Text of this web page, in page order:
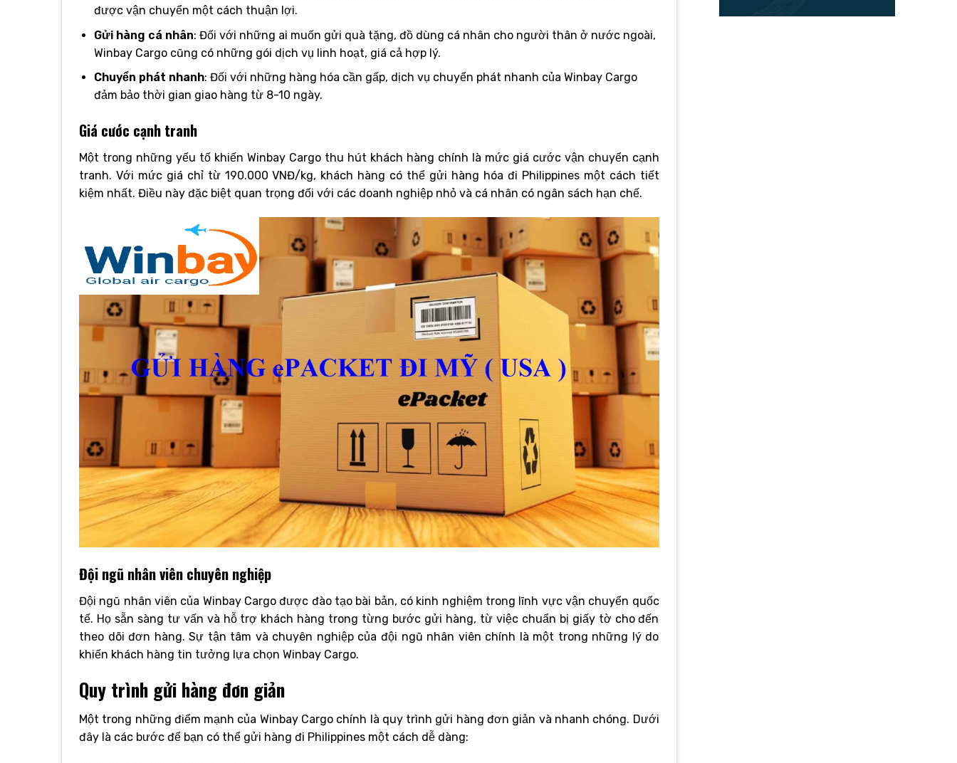
được vận chuyển một cách thuận lợi.
Gửi hàng cá nhân: Đối với những ai muốn gửi quà tặng, đồ dùng cá nhân cho người thân ở nước ngoài,
Winbay Cargo cũng có những gói dịch vụ linh hoạt, giá cả hợp lý.
Chuyển phát nhanh: Đối với những hàng hóa cần gấp, dịch vụ chuyển phát nhanh của Winbay Cargo
đảm bảo thời gian giao hàng từ 8-10 ngày.
Giá cước cạnh tranh
Một trong những yếu tố khiến Winbay Cargo thu hút khách hàng chính là mức giá cước vận chuyển cạnh
tranh. Với mức giá chỉ từ 190.000 VNĐ/kg, khách hàng có thể gửi hàng hóa đi Philippines một cách tiết
kiệm nhất. Điều này đặc biệt quan trọng đối với các doanh nghiệp nhỏ và cá nhân có ngân sách hạn chế.
Đội ngũ nhân viên chuyên nghiệp
Đội ngũ nhân viên của Winbay Cargo được đào tạo bài bản, có kinh nghiệm trong lĩnh vực vận chuyển quốc
tế. Họ sẵn sàng tư vấn và hỗ trợ khách hàng trong từng bước gửi hàng, từ việc chuẩn bị giấy tờ cho đến
theo dõi đơn hàng. Sự tận tâm và chuyên nghiệp của đội ngũ nhân viên chính là một trong những lý do
khiến khách hàng tin tưởng lựa chọn Winbay Cargo.
Quy trình gửi hàng đơn giản
Một trong những điểm mạnh của Winbay Cargo chính là quy trình gửi hàng đơn giản và nhanh chóng. Dưới
đây là các bước để bạn có thể gửi hàng đi Philippines một cách dễ dàng: